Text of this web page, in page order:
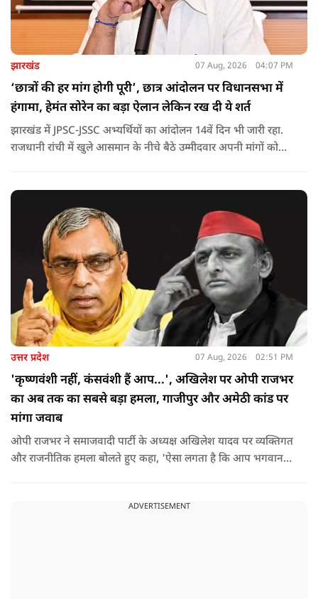
झारखंड 07 Aug, 2026 04:07 PM
‘छात्रों की हर मांग होगी पूरी’, छात्र आंदोलन पर विधानसभा में
हंगामा, हेमंत सोरेन का बड़ा ऐलान लेकिन रख दी ये शर्त
झारखंड में JPSC-JSSC अभ्यर्थियों का आंदोलन 14वें दिन भी जारी रहा.
राजधानी रांची में खुले आसमान के नीचे बैठे उम्मीदवार अपनी मांगों को
उत्तर प्रदेश 07 Aug, 2026 02:51 PM
'कृष्णवंशी नहीं, कंसवंशी हैं आप...', अखिलेश पर ओपी राजभर
का अब तक का सबसे बड़ा हमला, गाजीपुर और अमेठी कांड पर
मांगा जवाब
ओपी राजभर ने समाजवादी पार्टी के अध्यक्ष अखिलेश यादव पर व्यक्तिगत
और राजनीतिक हमला बोलते हुए कहा, 'ऐसा लगता है कि आप भगवान
ADVERTISEMENT